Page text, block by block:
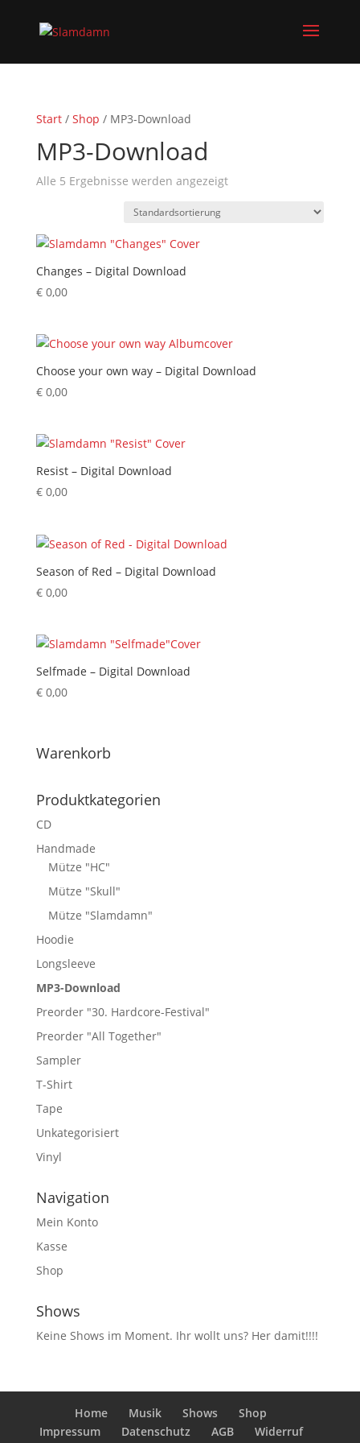
Start/ Shop / MP3-Download
MP3-Download
Alle 5 Ergebnisse werden angezeigt
Changes – Digital Download
€0,00
Choose your own way – Digital Download
€0,00
Resist – Digital Download
€0,00
Season of Red – Digital Download
€0,00
Selfmade – Digital Download
€0,00
Warenkorb
Produktkategorien
CD
Handmade
Mütze "HC"
Mütze "Skull"
Mütze "Slamdamn"
Hoodie
Longsleeve
MP3-Download
Preorder "30. Hardcore-Festival"
Preorder "All Together"
Sampler
T-Shirt
Tape
Unkategorisiert
Vinyl
Navigation
Mein Konto
Kasse
Shop
Shows
Keine Shows im Moment. Ihr wollt uns? Her damit!!!!
Home Musik Shows
Shop
Impressum
Datenschutz AGB
Widerruf